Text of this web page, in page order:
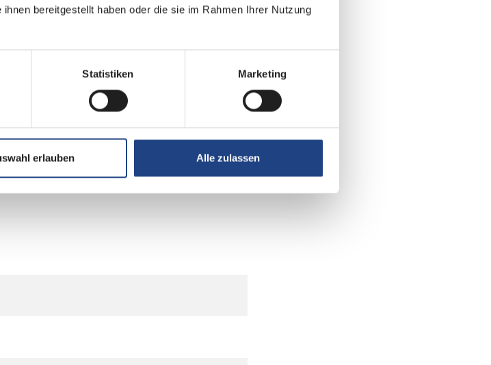
bereitgestellt haben oder die sie im Rahmen Ihrer Nutzung
Statistiken Marketing
erlauben Alle zulassen